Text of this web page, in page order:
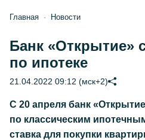
Главная Новости
Банк «Открытие»
по ипотеке
21.04.2022 09:12 (мск+2)
С 20 апреля банк
по классическим
ставка для покупки